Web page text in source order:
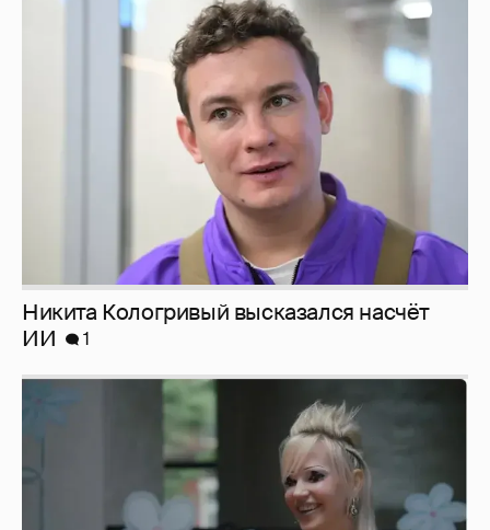
Никита Кологривый высказался насчёт
Певица Глюкоза рассказала о съёмках для
эротического журнала
3